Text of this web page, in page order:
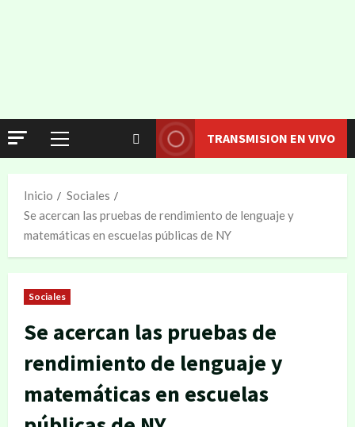
TRANSMISION EN VIVO
Inicio
Sociales
Se acercan las pruebas de rendimiento de lenguaje y
matemáticas en escuelas públicas de NY
Sociales
Se acercan las pruebas de
rendimiento de lenguaje y
matemáticas en escuelas